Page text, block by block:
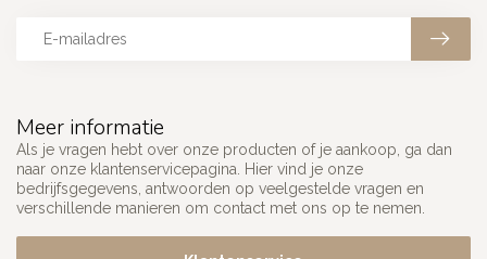
Meer informatie
Als je vragen hebt over onze producten of je aankoop, ga dan
naar onze klantenservicepagina. Hier vind je onze
bedrijfsgegevens, antwoorden op veelgestelde vragen en
verschillende manieren om contact met ons op te nemen.